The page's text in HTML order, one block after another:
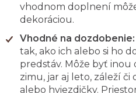
vhodnom doplnení
dekoráciou.
Vhodné na dozdobenie:
tak, ako ich alebo si ho
predstáv. Môže byť inou
zimu, jar aj leto, záleží
alebo hviezdičky.